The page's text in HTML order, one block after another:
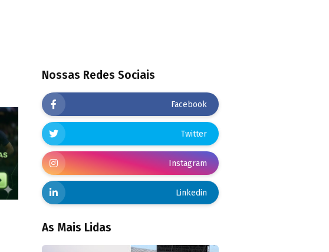
Nossas Redes Sociais
Facebook
Twitter
Instagram
Linkedin
As Mais Lidas